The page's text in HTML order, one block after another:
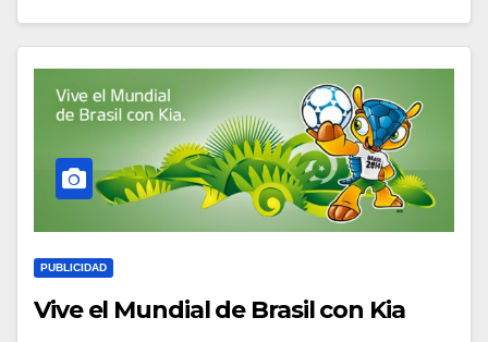
PUBLICIDAD
Vive el Mundial de Brasil con Kia